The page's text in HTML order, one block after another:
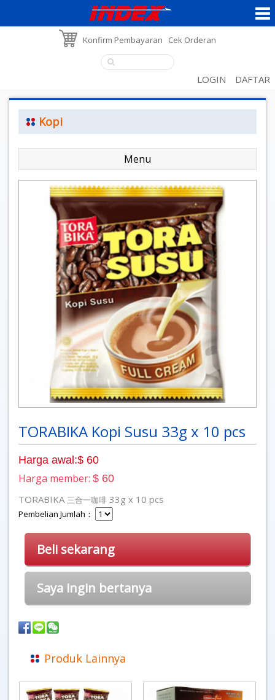
Konfirm Pembayaran Cek Orderan
LOGIN DAFTAR
Kopi
Menu
TORABIKA Kopi Susu 33g x 10 pcs
Harga awal:$ 60
Harga member: $ 60
TORABIKA 三合一咖啡 33g x 10 pcs
Pembelian Jumlah：
Beli sekarang
Saya ingin bertanya
Produk Lainnya